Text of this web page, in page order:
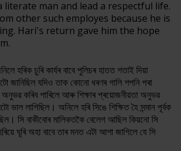
literate man and lead a respectful life.
other such employes because he is
Hari's return gave him the hope
হৰিক চুৰি কাৰ্যৰ বাবে পুলিচৰ হাতত গতাই দিয়া
জানিছিল যদিও তাক কোনো ধৰণৰ গালি শপনি পৰা
কৰিব পাৰিলে আৰু শিক্ষাৰ প্ৰয়োজনীয়তা অনুভৱ
ভাল লাগিছিল। অনিলে হৰি সিঙে শিক্ষিত হৈ সন্মান পূৰ্বক
সি বাকীবোৰ মালিকতকৈ বেলেগ আছিল কিয়নো সি
ঘূৰি অহা বাবে তাৰ মনত এটা আশা জাগিলে যে সি